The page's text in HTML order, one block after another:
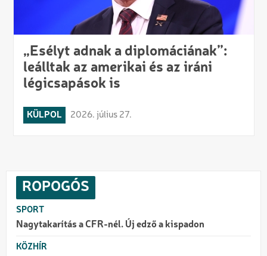
„Esélyt adnak a diplomáciának”:
leálltak az amerikai és az iráni
légicsapások is
KÜLPOL 2026. július 27.
ROPOGÓS
SPORT
Nagytakarítás a CFR-nél. Új edző a kispadon
KÖZHÍR